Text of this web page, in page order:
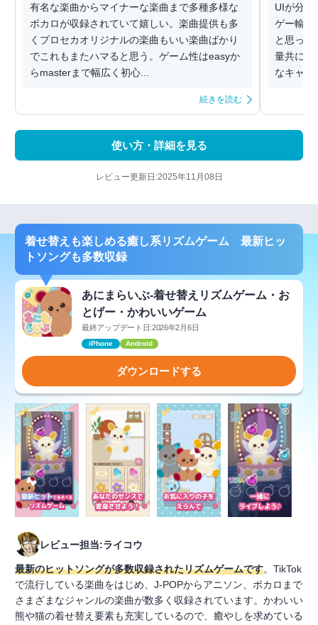
有名な楽曲からマイナーな楽曲まで多種多様な
ボカロが収録されていて嬉しい。楽曲提供も多
くプロセカオリジナルの楽曲もいい楽曲ばかり
でこれもまたハマると思う。ゲーム性はeasyか
らmasterまで幅広く初心...
続きを読む
UIが分か
ゲー輸入
と思っ
量共に良
なキャラ
使い方・詳細を見る
レビュー更新日:2025年11月08日
着せ替えも楽しめる癒し系リズムゲーム 最新ヒッ
トソングも多数収録
あにまらいぶ-着せ替えリズムゲーム・お
とげー・かわいいゲーム
最終アップデート日:2026年2月6日
iPhone Android
ダウンロードする
レビュー担当:ライコウ
最新のヒットソングが多数収録されたリズムゲームです。TikTok
で流行している楽曲をはじめ、J-POPからアニソン、ボカロまで
さまざまなジャンルの楽曲が数多く収録されています。かわいい
熊や猫の着せ替え要素も充実しているので、癒やしを求めている